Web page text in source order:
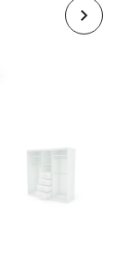
keyboard_arrow_right